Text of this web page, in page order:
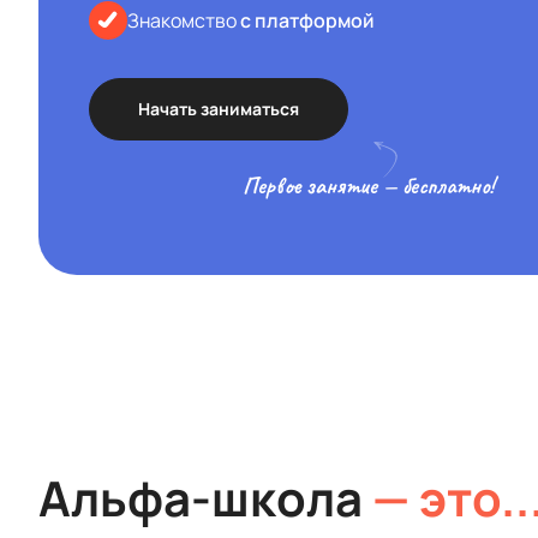
Знакомствос платформой
Начать заниматься
Первое занятие — бесплатно!
Альфа-школа —